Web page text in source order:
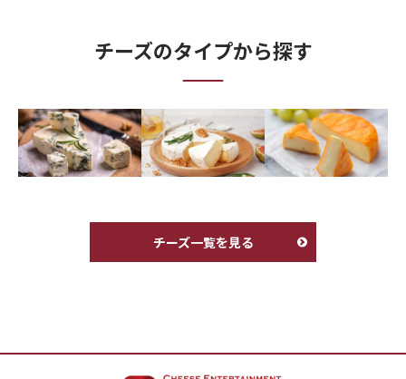
チーズのタイプから探す
チーズ一覧を見る